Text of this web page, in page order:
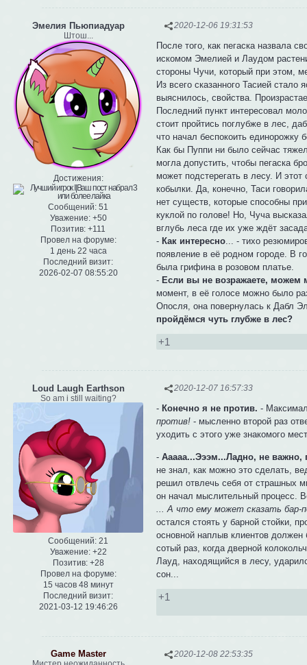
2020-12-06 19:31:53
Эмелия Пьюпиадуар
Штош...
Достижения:
Сообщений: 51
Уважение: +50
Позитив: +111
Провел на форуме:
1 день 22 часа
Последний визит:
2026-02-07 08:55:20
После того, как пегаска назвала
искомом Эмелией и Лаудом
стороны Чучи, который при этом,
Из всего сказанного Тасией стало
выяснилось, свойства.
Последний пункт интересовал
стоит пройтись поглубже в лес,
что начал беспокоить единорожку
Как бы Пуппи ни было сейчас
могла допустить, чтобы пегаска
может подстерегать в лесу. И
кобылки. Да, конечно, Таси
нет существ, которые способны
куклой по голове! Но, Чуча
вглубь леса где их уже ждёт
- Как интересно... - тихо
появление в её родном городе. В
была грифина в розовом платье.
- Если вы не возражаете, можем
момент, в её голосе можно было
Опосля, она повернулась к Дабл
пройдёмся чуть глубже в лес?
+1
2020-12-07 16:57:33
Loud Laugh Earthson
So am i still waiting?
Сообщений: 21
Уважение: +22
Позитив: +28
Провел на форуме:
15 часов 48 минут
Последний визит:
2021-03-12 19:46:26
- Конечно я не против. -
против! - мысленно второй раз
уходить с этого уже знакомого
-Ааааа...Эээм...Ладно, не
не знал, как можно это сделать,
решил отвлечь себя от страшных
он начал мыслительный процесс.
... А что ему может сказать бар-
остался стоять у барной стойки,
основной наплыв клиентов должен
сотый раз, когда дверной
Лауд, находящийся в лесу,
сон...
+1
2020-12-08 22:53:35
Game Master